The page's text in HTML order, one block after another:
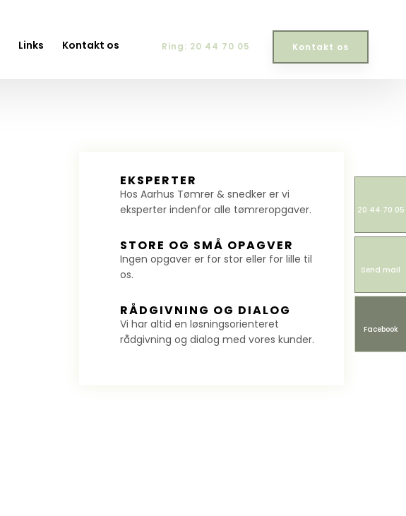
Links Kontakt os Ring: 20 44 70 05 Kontakt os​
20 44 70 05
Send mail
Facebook
​EKSPERTER
Hos Aarhus Tømrer & snedker er vi
eksperter indenfor alle tømreropgaver.
​STORE OG SMÅ OPAGVER
​Ingen opgaver er for stor eller for lille til
os.
​RÅDGIVNING OG DIALOG
​​​Vi har altid en løsningsorienteret
rådgivning og dialog med vores kunder.